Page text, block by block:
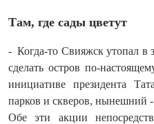
Там, где сады цветут
- Когда-то Свияжск утопал в
сделать остров
инициативе президента
парков и скверов, нынешний
Обе эти акции